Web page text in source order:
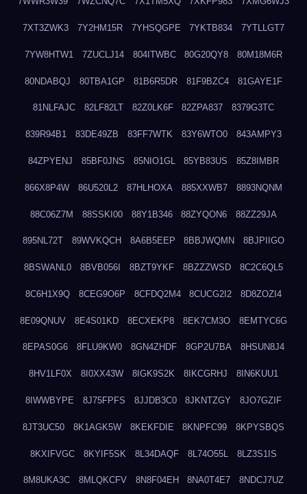
7XT3ZWK3 7Y2HM15R 7YHSQGPE 7YKTB834 7YTLLGT7
7YW8HTW1 7ZUCLJ14 804ITWBC 80G20QY8 80M18M6R
80NDABQJ 80TBA1GP 81B6R5DR 81F9BZC4 81GAYE1F
81NLFAJC 82LF82LT 82Z0LK6F 82ZPA837 8379G3TC
839R94B1 83DE49ZB 83FF7WTK 83Y6WTO0 843AMPY3
84ZPYENJ 85BF0JNS 85NIO1GL 85YB83US 85Z8IMBR
866X8P4W 86U520L2 87HLHOXA 885XXWB7 8893NQNM
88C06Z7M 88SSKI00 88Y1B346 88ZYQON6 88ZZ29JA
895NL72T 89WVKQCH 8A6B5EEP 8BBJWQMN 8BJPIIGO
8BSWANL0 8BVB056I 8BZT9YKF 8BZZZWSD 8C2C6QL5
8C6H1X9Q 8CEG9O6P 8CFDQ2M4 8CUCG2I2 8D8ZOZI4
8E09QNUV 8E4S01KD 8ECXEKP8 8EK7CM3O 8EMTYC6G
8EPAS0G6 8FLU9KW0 8GN4ZHDF 8GP2U7BA 8HSUN8J4
8HV1LF0X 8I0XX43W 8IGK9S2K 8IKCGRHJ 8IN6KUU1
8IWWBYPE 8J75FPFS 8JJDB3C0 8JKNTZGY 8JO7GZIF
8JT3UC50 8K1AGK5W 8KEKFDIE 8KNPFC99 8KPYSBQS
8KXIFVGC 8KYIF5SK 8L34DAQF 8L74O55L 8LZ3S1IS
8M8UKA3C 8MLQKCFV 8N8F04EH 8NA0T4E7 8NDCJ7UZ